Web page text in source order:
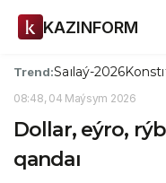
KAZINFORM
Trend:Saılaý-2026
08:48, 04 Maýsym 2026
Dollar, eýro,
qandaı